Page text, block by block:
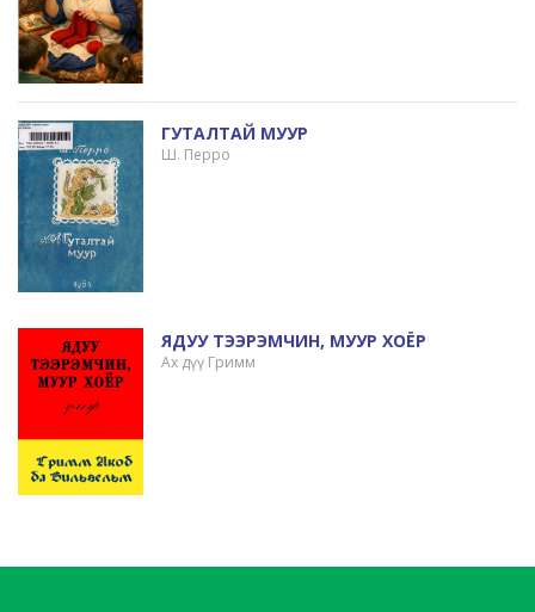
ГУТАЛТАЙ МУУР
Ш. Перро
ЯДУУ ТЭЭРЭМЧИН, МУУР ХОЁР
Ах дүү Гримм